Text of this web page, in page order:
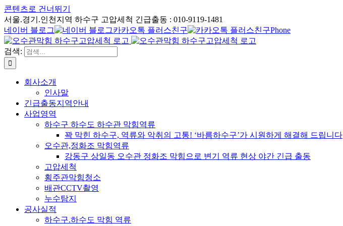
콘텐츠로 건너뛰기
서울.경기.인천지역 하수구 고압세척 긴급출동 : 010-9119-1481
네이버 블로그
카카오톡 플러스친구 Phone
검색:
회사소개
인사말
긴급출동지역안내
사업영역
하수구 하수도 하수관 막힘역류
꽉 막힌 하수구, 역류와 악취의 고통! ‘바름하수구’가 시원하게 해결해 드립니다
오수관,정화조 막힘역류
강동구 상일동 오수관 정화조 막힘으로 변기 역류 현상 야간 긴급 출동
고압세척
횡주관막힘청소
배관CCTV촬영
누수탐지
공사실적
하수구.하수도 막힘 역류